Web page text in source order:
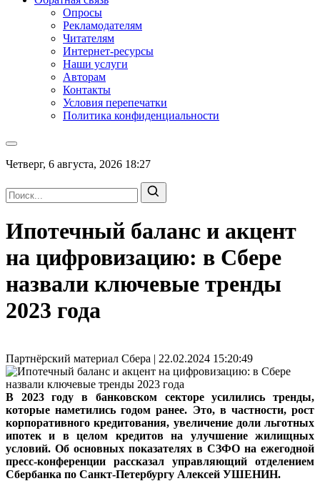
Опросы
Рекламодателям
Читателям
Интернет-ресурсы
Наши услуги
Авторам
Контакты
Условия перепечатки
Политика конфиденциальности
Четверг, 6 августа, 2026 18:27
Ипотечный баланс и акцент
на цифровизацию: в Сбере
назвали ключевые тренды
2023 года
Партнёрский материал Сбера | 22.02.2024 15:20:49
В 2023 году в банковском секторе усилились тренды,
которые наметились годом ранее. Это, в частности, рост
корпоративного кредитования, увеличение доли льготных
ипотек и в целом кредитов на улучшение жилищных
условий. Об основных показателях в СЗФО на ежегодной
пресс-конференции рассказал управляющий отделением
Сбербанка по Санкт-Петербургу Алексей УШЕНИН.